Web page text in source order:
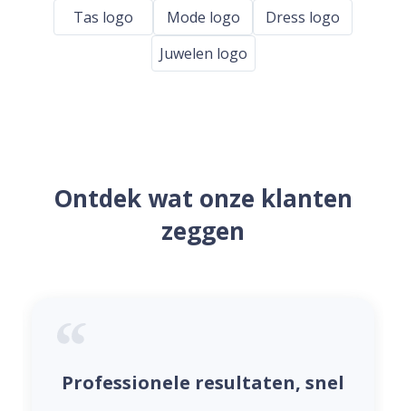
Tas logo
Mode logo
Dress logo
Juwelen logo
Ontdek wat onze klanten
zeggen
Professionele resultaten, snel